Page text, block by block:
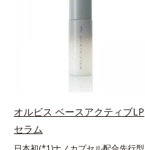
(*1)有効成分「m-ピクセノール（デ
クスパンテノールW）」を配合。シ
ミの原因になると考えられる“メラ
ニンの塊”を居座らせない(*1)、粉砕
と排出サポート(*5)の2ステップで
カスを防ぎます。さらに、「アルテ
アネスレ(*6)」を配合し、うるおい
に満ちた自分本来の澄み渡るような
オルビス ベースアクティブLP
セラム